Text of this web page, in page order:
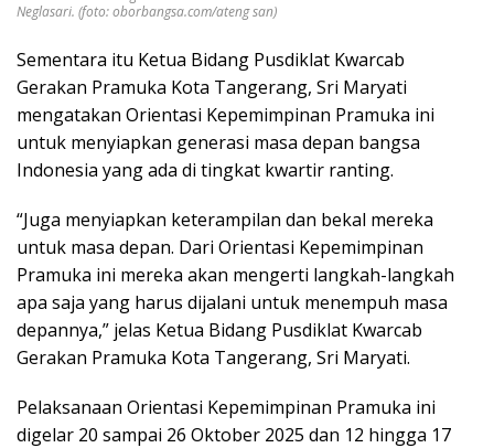
Neglasari. (foto: oborbangsa.com/ateng san)
Sementara itu Ketua Bidang Pusdiklat Kwarcab
Gerakan Pramuka Kota Tangerang, Sri Maryati
mengatakan Orientasi Kepemimpinan Pramuka ini
untuk menyiapkan generasi masa depan bangsa
Indonesia yang ada di tingkat kwartir ranting.
“Juga menyiapkan keterampilan dan bekal mereka
untuk masa depan. Dari Orientasi Kepemimpinan
Pramuka ini mereka akan mengerti langkah-langkah
apa saja yang harus dijalani untuk menempuh masa
depannya,” jelas Ketua Bidang Pusdiklat Kwarcab
Gerakan Pramuka Kota Tangerang, Sri Maryati.
Pelaksanaan Orientasi Kepemimpinan Pramuka ini
digelar 20 sampai 26 Oktober 2025 dan 12 hingga 17